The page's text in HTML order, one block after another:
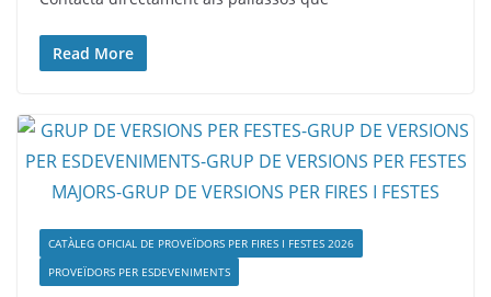
Read More
CATÀLEG OFICIAL DE PROVEÏDORS PER FIRES I FESTES 2026
PROVEÏDORS PER ESDEVENIMENTS